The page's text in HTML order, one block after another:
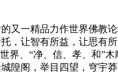
的又一精品力作世界佛教
，让智有所益，让思有
界、“净、信、孝、和”
隍阁，举目四望，穹